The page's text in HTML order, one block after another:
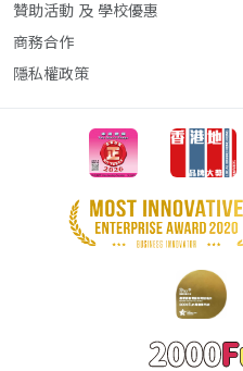
贊助活動 及 學校優惠
商務合作
隱私權政策